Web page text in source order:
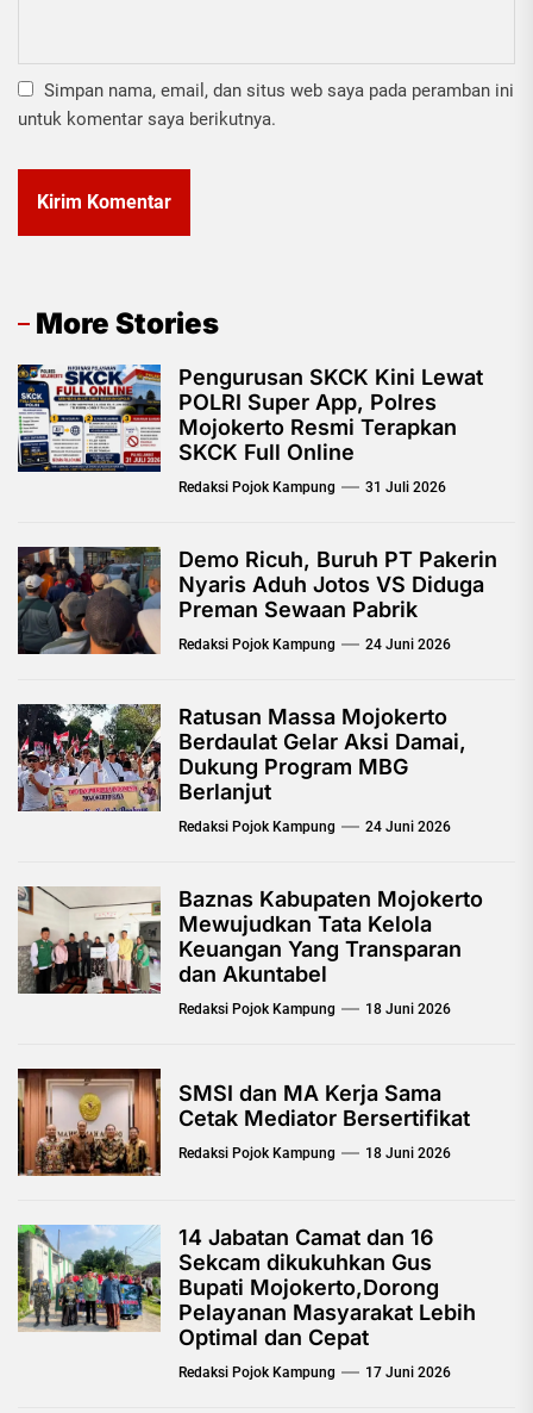
Simpan nama, email, dan situs web saya pada peramban ini
untuk komentar saya berikutnya.
More Stories
Pengurusan SKCK Kini Lewat
POLRI Super App, Polres
Mojokerto Resmi Terapkan
SKCK Full Online
Redaksi Pojok Kampung 31 Juli 2026
Demo Ricuh, Buruh PT Pakerin
Nyaris Aduh Jotos VS Diduga
Preman Sewaan Pabrik
Redaksi Pojok Kampung 24 Juni 2026
Ratusan Massa Mojokerto
Berdaulat Gelar Aksi Damai,
Dukung Program MBG
Berlanjut
Redaksi Pojok Kampung 24 Juni 2026
Baznas Kabupaten Mojokerto
Mewujudkan Tata Kelola
Keuangan Yang Transparan
dan Akuntabel
Redaksi Pojok Kampung 18 Juni 2026
SMSI dan MA Kerja Sama
Cetak Mediator Bersertifikat
Redaksi Pojok Kampung 18 Juni 2026
14 Jabatan Camat dan 16
Sekcam dikukuhkan Gus
Bupati Mojokerto,Dorong
Pelayanan Masyarakat Lebih
Optimal dan Cepat
Redaksi Pojok Kampung 17 Juni 2026